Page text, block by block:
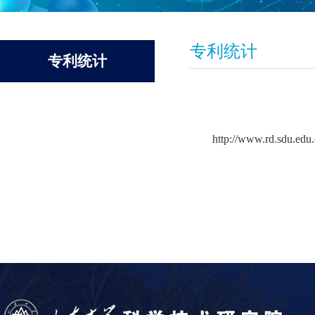
专利统计
专利统计
http://